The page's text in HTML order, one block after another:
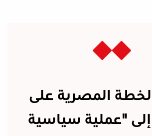
المصرية على
إلى "عملية سياسية